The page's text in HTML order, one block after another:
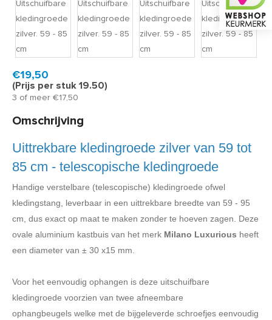
Snel in huis, 1 á 2 werkdagen
€19,50
(Prijs per stuk 19.50)
3 of meer €17,50
Omschrijving
Uittrekbare kledingroede zilver van 59 tot
85 cm - telescopische kledingroede
Handige verstelbare (telescopische) kledingroede ofwel
kledingstang, leverbaar in een uittrekbare breedte van 59 - 95
cm, dus exact op maat te maken zonder te hoeven zagen. Deze
ovale aluminium kastbuis van het merk Milano Luxurious heeft
een diameter van ± 30 x15 mm.
Voor het eenvoudig ophangen is deze uitschuifbare
kledingroede voorzien van twee afneembare
ophangbeugels welke met de bijgeleverde schroefjes eenvoudig